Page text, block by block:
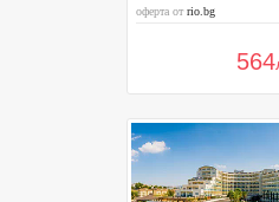
оферта отrio.bg
564